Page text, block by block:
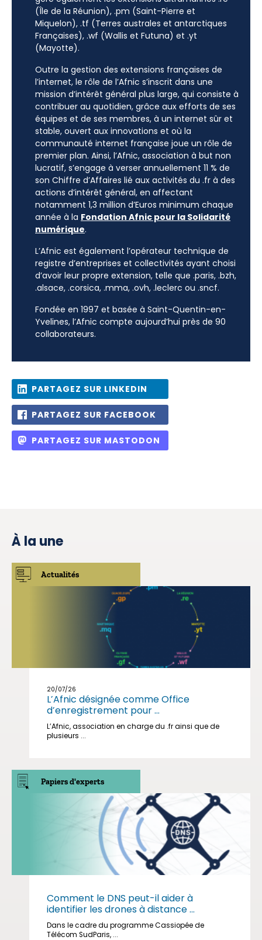
(Île de la Réunion), .pm (Saint-Pierre et
Miquelon), .tf (Terres australes et antarctiques
Françaises), .wf (Wallis et Futuna) et .yt
(Mayotte).
Outre la gestion des extensions françaises de
l’internet, le rôle de l’Afnic s’inscrit dans une
mission d’intérêt général plus large, qui consiste à
contribuer au quotidien, grâce aux efforts de ses
équipes et de ses membres, à un internet sûr et
stable, ouvert aux innovations et où la
communauté internet française joue un rôle de
premier plan. Ainsi, l’Afnic, association à but non
lucratif, s’engage à verser annuellement 11 % de
son Chiffre d’Affaires lié aux activités du .fr à des
actions d’intérêt général, en affectant
notamment 1,3 million d’Euros minimum chaque
année à la Fondation Afnic pour la Solidarité
numérique.
L’Afnic est également l’opérateur technique de
registre d’entreprises et collectivités ayant choisi
d’avoir leur propre extension, telle que .paris, .bzh,
.alsace, .corsica, .mma, .ovh, .leclerc ou .sncf.
Fondée en 1997 et basée à Saint-Quentin-en-
Yvelines, l’Afnic compte aujourd’hui près de 90
collaborateurs.
PARTAGEZ SUR LINKEDIN
PARTAGEZ SUR FACEBOOK
PARTAGEZ SUR MASTODON
À la une
Actualités
20/07/26
L’Afnic désignée comme Office
d’enregistrement pour ...
L’Afnic, association en charge du .fr ainsi que de
plusieurs ...
Papiers d'experts
Comment le DNS peut-il aider à
identifier les drones à distance ...
Dans le cadre du programme Cassiopée de
Télécom SudParis, ...